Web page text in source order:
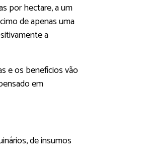
por hectare, a um
de apenas uma
a
e os benefícios vão
em
de insumos